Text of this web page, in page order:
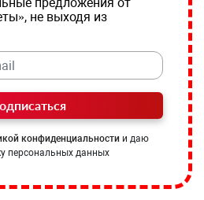
не выходя из
конфиденциальности и даю
персональных данных